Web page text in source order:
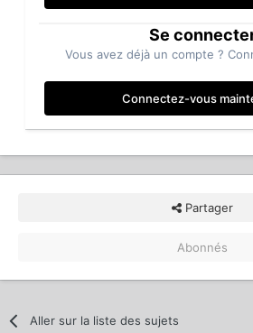
Se
Vous avez déjà un compte ?
Connectez-vous
Partager
Abonnés
Aller sur la liste des sujets